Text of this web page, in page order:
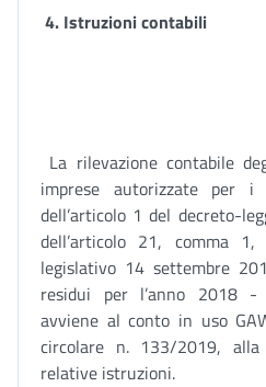
4. Istruzioni contabili
La rilevazione contabile
imprese autorizzate per
dell’articolo 1 del decreto-
dell’articolo 21, comma
legislativo 14 settembre
residui per l’anno 2018 -
avviene al conto in uso
circolare n. 133/2019,
relative istruzioni.